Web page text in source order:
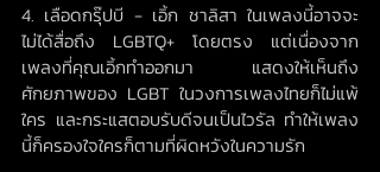
4. เลือดกรุ๊ปบี - เอิ้ก ชาลิสา ในเพลงนี้อาจจะ
ไม่ได้สื่อถึง LGBTQ+ โดยตรง แต่เนื่องจาก
เพลงที่คุณเอิ้กทำออกมา แสดงให้เห็นถึง
ศักยภาพของ LGBT ในวงการเพลงไทยก็ไม่แพ้
ใคร และกระแสตอบรับดีจนเป็นไวรัล ทำให้เพลง
นี้ก็ครองใจใครก็ตามที่ผิดหวังในความรัก